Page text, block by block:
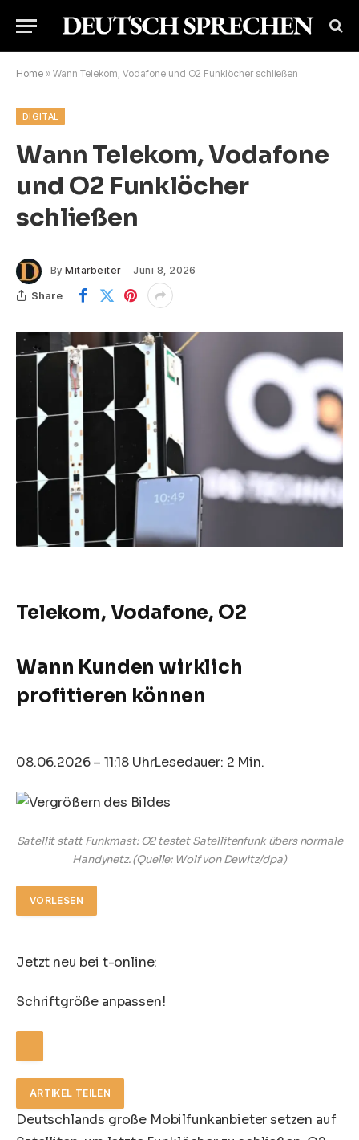
Home » Wann Telekom, Vodafone und O2 Funklöcher schließen
DIGITAL
Wann Telekom, Vodafone
und O2 Funklöcher
schließen
By Mitarbeiter Juni 8, 2026
Share
Telekom, Vodafone, O2
Wann Kunden wirklich
profitieren können
08.06.2026 – 11:18 UhrLesedauer: 2 Min.
Satellit statt Funkmast: O2 testet Satellitenfunk übers normale
Handynetz.(Quelle: Wolf von Dewitz/dpa)
VORLESEN
Jetzt neu bei t-online:
Schriftgröße anpassen!
ARTIKEL TEILEN
Deutschlands große Mobilfunkanbieter setzen auf